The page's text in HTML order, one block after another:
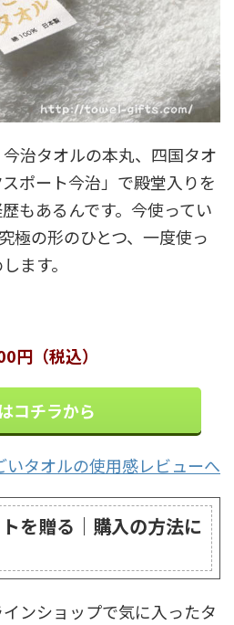
治タオルの本丸、四国タオ
ポート今治」で殿堂入りを
もあるんです。今使ってい
極の形のひとつ、一度使っ
ます。
円（税込）
コチラから
タオルの使用感レビューへ
を贈る｜購入の方法に
ンショップで気に入ったタ